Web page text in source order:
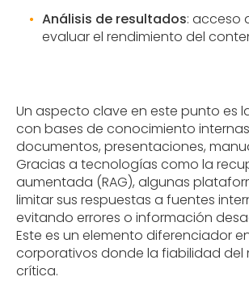
Análisis de resultados: acceso
evaluar el rendimiento del
Un aspecto clave en este punto es
con bases de conocimiento
documentos, presentaciones,
Gracias a tecnologías como la
aumentada (RAG), algunas
limitar sus respuestas a fuentes
evitando errores o información
Este es un elemento diferenciador
corporativos donde la fiabilidad del
crítica.